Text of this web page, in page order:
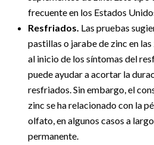
frecuente en los Estados
Resfriados. Las pruebas
pastillas o jarabe de zinc en
al inicio de los síntomas del
puede ayudar a acortar la
resfriados. Sin embargo, el
zinc se ha relacionado con la
olfato, en algunos casos a
permanente.